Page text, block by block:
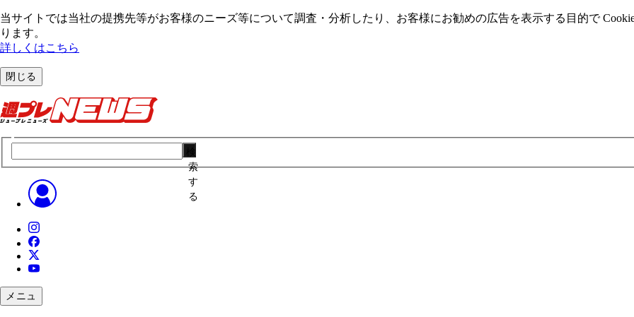
当サイトでは当社の提携先等がお客様のニーズ等について調査・分析したり、お客様にお勧めの広告を表⽰する⽬的で
ります。
詳しくはこちら
閉じる
索
す
る
メニュ